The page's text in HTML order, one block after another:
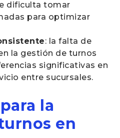
dificulta tomar
para optimizar
: la falta de
la gestión de turnos
significativas en
entre sucursales.
la
en